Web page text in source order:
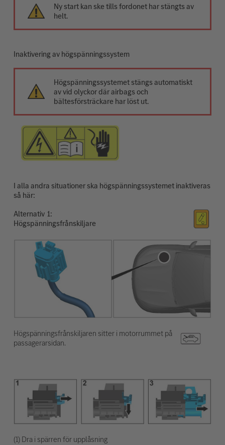
Ny start kan ske tills fordonet har stängts av
helt.
Inaktivering av högspänningssystem
Högspänningssystemet stängs automatiskt
av vid olyckor där airbags och
bältesförsträckare har löst ut.
I alla andra situationer ska högspänningssystemet inaktiveras
så här:
Alternativ
Högspänningsfrånskiljare
Högspänningsfrånskiljaren sitter i motorrummet på
passagerarsidan.
(1) Dra i spärren för upplåsning